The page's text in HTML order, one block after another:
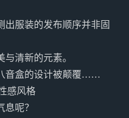
出服装的发布顺序并非固
清新的元素。
音盒的设计被颠覆……
感风格
呢？